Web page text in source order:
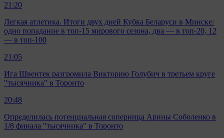
21:20
Легкая атлетика. Итоги двух дней Кубка Беларуси в Минске:
одно попадание в топ-15 мирового сезона, два — в топ-20, 12
— в топ-100
21:05
Ига Швентек разгромила Викторию Голубич в третьем круге
"тысячника" в Торонто
20:48
Определилась потенциальная соперница Арины Соболенко в
1/8 финала "тысячника" в Торонто